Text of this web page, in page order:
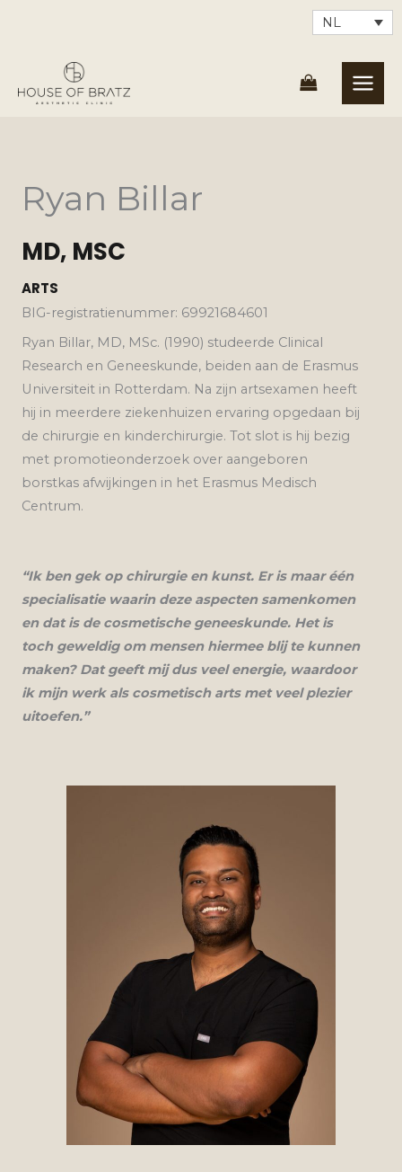
NL
Ryan Billar
MD, MSC
ARTS
BIG-registratienummer: 69921684601
Ryan Billar, MD, MSc. (1990) studeerde Clinical
Research en Geneeskunde, beiden aan de Erasmus
Universiteit in Rotterdam. Na zijn artsexamen heeft
hij in meerdere ziekenhuizen ervaring opgedaan bij
de chirurgie en kinderchirurgie. Tot slot is hij bezig
met promotieonderzoek over aangeboren
borstkas afwijkingen in het Erasmus Medisch
Centrum.
“Ik ben gek op chirurgie en kunst. Er is maar één
specialisatie waarin deze aspecten samenkomen
en dat is de cosmetische geneeskunde. Het is
toch geweldig om mensen hiermee blij te kunnen
maken? Dat geeft mij dus veel energie, waardoor
ik mijn werk als cosmetisch arts met veel plezier
uitoefen.”